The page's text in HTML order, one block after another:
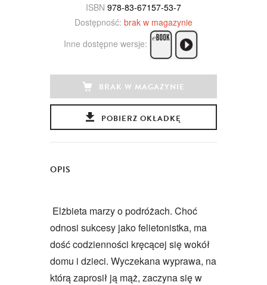
ISBN 978-83-67157-53-7
Dostępność: brak w magazynie
Inne dostępne wersje:
BRAK W MAGAZYNIE
POBIERZ OKŁADKĘ
OPIS
Elżbieta marzy o podróżach. Choć
odnosi sukcesy jako felietonistka, ma
dość codzienności kręcącej się wokół
domu i dzieci. Wyczekana wyprawa, na
którą zaprosił ją mąż, zaczyna się w